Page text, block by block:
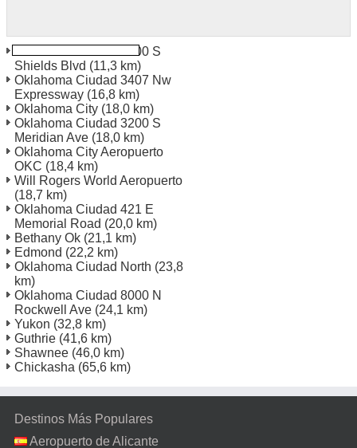
Oklahoma Ciudad 7500 S
Shields Blvd (11,3 km)
Oklahoma Ciudad 3407 Nw
Expressway (16,8 km)
Oklahoma City (18,0 km)
Oklahoma Ciudad 3200 S
Meridian Ave (18,0 km)
Oklahoma City Aeropuerto
OKC (18,4 km)
Will Rogers World Aeropuerto
(18,7 km)
Oklahoma Ciudad 421 E
Memorial Road (20,0 km)
Bethany Ok (21,1 km)
Edmond (22,2 km)
Oklahoma Ciudad North (23,8
km)
Oklahoma Ciudad 8000 N
Rockwell Ave (24,1 km)
Yukon (32,8 km)
Guthrie (41,6 km)
Shawnee (46,0 km)
Chickasha (65,6 km)
Destinos Más Populares
Aeropuerto de Alicante